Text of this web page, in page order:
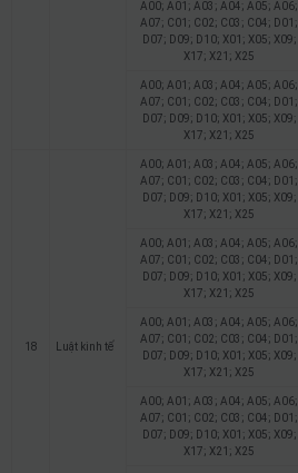
A00; A01; A03; A04; A05; A06;
A07; C01; C02; C03; C04; D01;
D07; D09; D10; X01; X05; X09;
X17; X21; X25
A00; A01; A03; A04; A05; A06;
A07; C01; C02; C03; C04; D01;
D07; D09; D10; X01; X05; X09;
X17; X21; X25
18 Luật kinh tế
A00; A01; A03; A04; A05; A06;
A07; C01; C02; C03; C04; D01;
D07; D09; D10; X01; X05; X09;
X17; X21; X25
A00; A01; A03; A04; A05; A06;
A07; C01; C02; C03; C04; D01;
D07; D09; D10; X01; X05; X09;
X17; X21; X25
A00; A01; A03; A04; A05; A06;
A07; C01; C02; C03; C04; D01;
D07; D09; D10; X01; X05; X09;
X17; X21; X25
A00; A01; A03; A04; A05; A06;
A07; C01; C02; C03; C04; D01;
D07; D09; D10; X01; X05; X09;
X17; X21; X25